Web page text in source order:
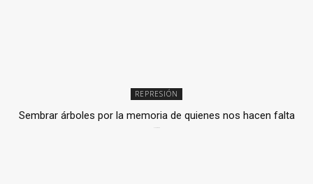
REPRESIÓN
Sembrar árboles por la memoria de quienes nos hacen falta